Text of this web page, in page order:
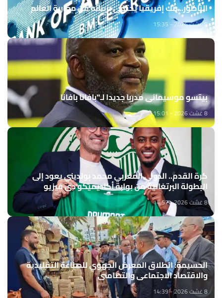
الناظور.. بنك إفريقيا يحتفي بزبنائه من مغاربة العالم
8 غشت 2026 - 15:35
بيتسو موسيماني مدربا جديدا لـ"بافانا بافانا
8 غشت 2026 - 15:01
كرة القدم.. الدولي المغربي محمد بولديني يعود إلى
البطولة البرتغالية من بوابة أكاديميكو دي فيزيو
8 غشت 2026 - 14:57
الحسيمة: انطلاق المعرض الجهوي للصناعة التقليدية
والاقتصاد الاجتماعي والتضامني
8 غشت 2026 - 14:39